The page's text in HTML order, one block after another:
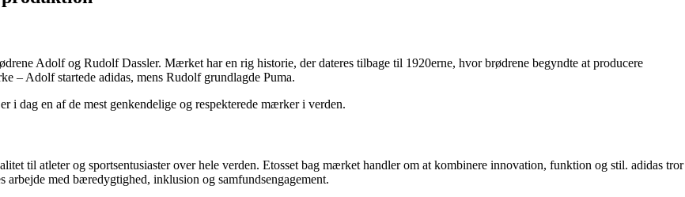
Adolf og Rudolf Dassler. Mærket har en rig historie, der dateres tilbage til 1920erne, hvor brødrene begyndte at producere
– Adolf startede adidas, mens Rudolf grundlagde Puma.
i dag en af de mest genkendelige og respekterede mærker i verden.
til atleter og sportsentusiaster over hele verden. Etosset bag mærket handler om at kombinere innovation, funktion og stil. adidas tror
arbejde med bæredygtighed, inklusion og samfundsengagement.